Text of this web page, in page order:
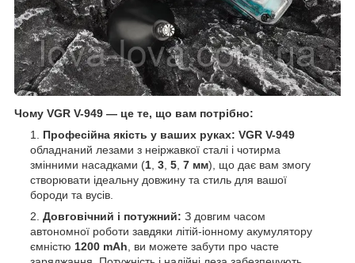
Чому VGR V-949 — це те, що вам потрібно:
Професійна якість у ваших руках: VGR V-949
обладнаний лезами з неіржавкої сталі і чотирма
змінними насадками (1, 3, 5, 7 мм), що дає вам змогу
створювати ідеальну довжину та стиль для вашої
бороди та вусів.
Довговічний і потужний: З довгим часом
автономної роботи завдяки літій-іонному акумулятору
ємністю 1200 mAh, ви можете забути про часте